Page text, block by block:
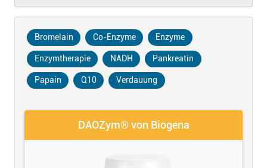
Bromelain Co-Enzyme Enzyme
Enzymtherapie NADH Pankreatin
Papain Q10 Verdauung
DAOZym® von Biogena